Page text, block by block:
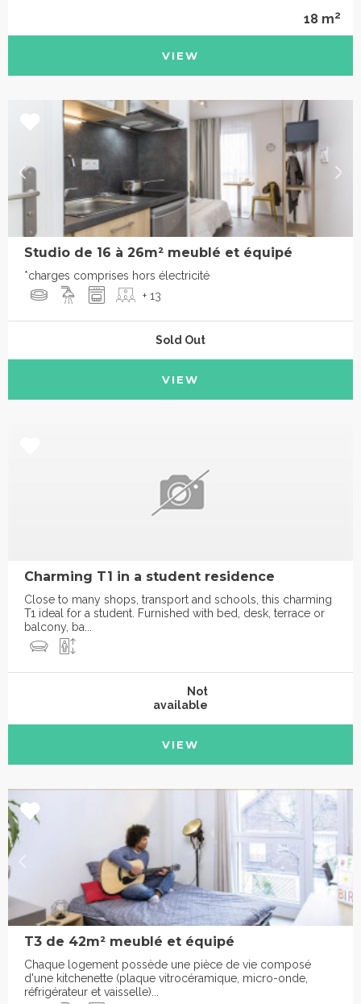
18 m2
VIEW
Studio de 16 à 26m² meublé et équipé
*charges comprises hors électricité
+ 13
Sold Out
VIEW
Charming T1 in a student residence
Close to many shops, transport and schools, this charming
T1 ideal for a student. Furnished with bed, desk, terrace or
balcony, ba...
Not
available
VIEW
T3 de 42m² meublé et équipé
Chaque logement possède une pièce de vie composé
d'une kitchenette (plaque vitrocéramique, micro-onde,
réfrigérateur et vaisselle)...